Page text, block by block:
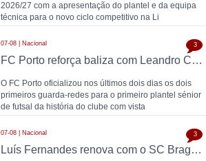
2026/27 com a apresentação do plantel e da equipa
técnica para o novo ciclo competitivo na Li
07-08 | Nacional
FC Porto reforça baliza com Leandro Costa e Mateus Jesus
O FC Porto oficializou nos últimos dois dias os dois
primeiros guarda-redes para o primeiro plantel sénior
de futsal da história do clube com vista
3
07-08 | Nacional
Luís Fernandes renova com o SC Braga até 2029
3